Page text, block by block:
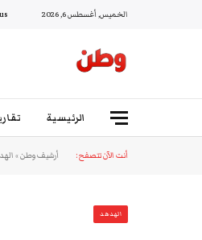
الخميس, أغسطس 6, 2026
الرئيسية
أنت الآن تتصفح: أرشيف وطن»
الهدهد